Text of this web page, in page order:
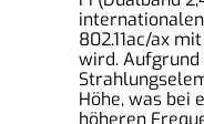
internationalen
802.11ac/ax
wird.
Höhe, was bei
höheren